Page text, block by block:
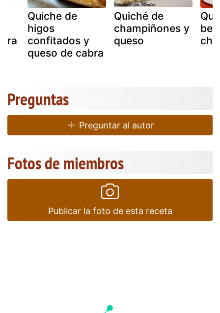
Quiche de
higos
confitados y
queso de cabra
Quiché de
champiñones y
queso
Preguntas
Preguntar al autor
Fotos de miembros
Publicar la foto de esta receta